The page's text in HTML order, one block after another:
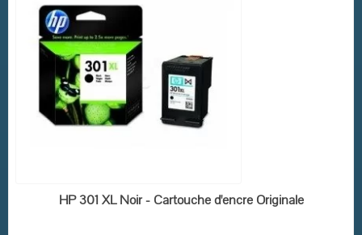
RUPTURE DE STOCK
HP 301 XL Noir - Cartouche d'encre Originale